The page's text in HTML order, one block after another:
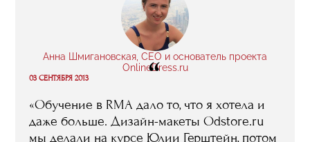
Анна Шмигановская, CEO и основатель проекта
OnlineDress.ru
“
03 СЕНТЯБРЯ 2013
«Обучение в RMA дало то, что я хотела и
даже больше. Дизайн-макеты Odstore.ru
мы делали на курсе Юлии Герштейн, потом